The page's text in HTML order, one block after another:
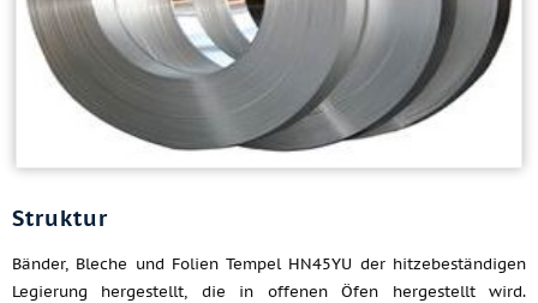
Struktur
Bänder, Bleche und Folien Tempel HN45YU der hitzebeständigen
Legierung hergestellt, die in offenen Öfen hergestellt wird.